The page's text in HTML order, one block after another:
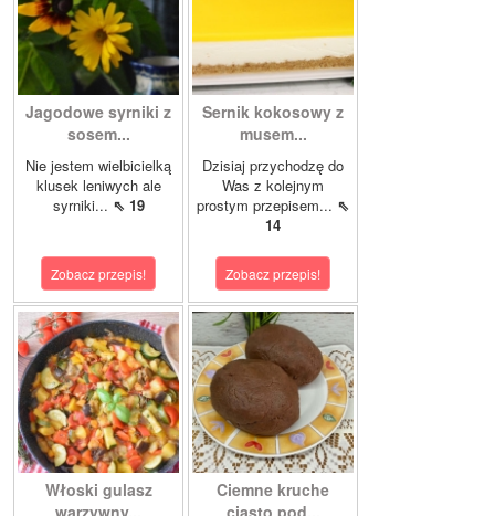
Jagodowe syrniki z
sosem...
Nie jestem wielbicielką
klusek leniwych ale
syrniki... ⇖ 19
Zobacz przepis!
Sernik kokosowy z
musem...
Dzisiaj przychodzę do
Was z kolejnym
prostym przepisem... ⇖
14
Zobacz przepis!
Włoski gulasz
Ciemne kruche